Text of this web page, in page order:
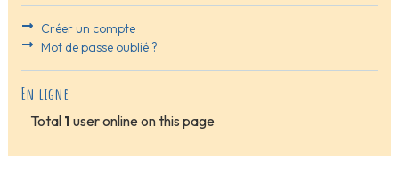
Créer un compte
Mot de passe oublié ?
En ligne
Total 1 user online on this page